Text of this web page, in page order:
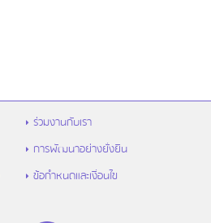
16% ต่อปี
ร่วมงานกับเรา
การพัฒนาอย่างยั่งยืน
ข้อกำหนดและเงื่อนไข